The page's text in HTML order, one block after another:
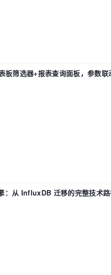
板筛选器+报表查询面板，参数联
：从 InfluxDB 迁移的完整技术